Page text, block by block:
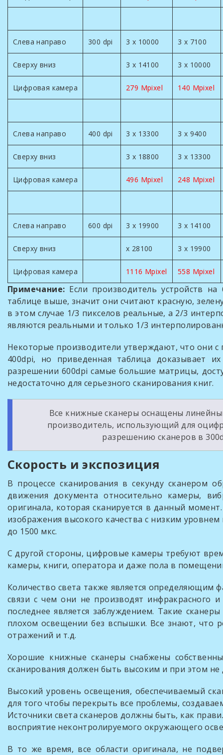
Слева направо 300 dpi 3 x 10000 3 x 7100
Сверху вниз 3 x 14100 3 x 10000
Цифровая камера 279 Mpixel 140 Mpixel
Слева направо 400 dpi 3 x 13300 3 x 9400
Сверху вниз 3 x 18800 3 x 13300
Цифровая камера 496 Mpixel 248 Mpixel
Слева направо 600 dpi 3 x 19900 3 x 14100
Сверху вниз x 28100 3 x 19900
Цифровая камера 1116 Mpixel 558 Mpixel
Примечание: Если производитель устройств
таблице выше, значит они считают красную,
в этом случае 1/3 пикселов реальные, а 2/3
являются реальными и только 1/3
Некоторые производители утверждают, что они
400dpi, но приведенная таблица доказывает
разрешении 600dpi самые большие матрицы,
недостаточно для серьезного сканирования книг.
Все книжные сканеры оснащены
производитель, использующий для
разрешению сканеров в
Скорость и экспозиция
В процессе сканирования в секунду сканером
движения документа относительно камеры,
оригинала, которая сканируется в данный
изображения высокого качества с низким
до 1500 мкс.
С другой стороны, цифровые камеры требуют
камеры, книги, оператора и даже пола в
Количество света также является определяющим
связи с чем они не производят инфракрасного
последнее является заблуждением. Такие
плохом освещении без вспышки. Все знают, что
отражений и т.д.
Хорошие книжные сканеры снабжены
сканирования должен быть высоким и при этом
Высокий уровень освещения, обеспечиваемый
для того чтобы перекрыть все проблемы,
Источники света сканеров должны быть, как
восприятие неконтролируемого окружающего
В то же время, все области оригинала, не